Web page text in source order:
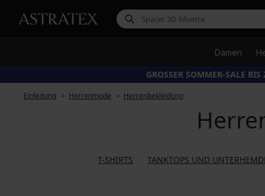
Damen
GROSSER SOMMER-SALE
Einleitung Herrenmode Herrenbekleidung
T-SHIRTS TANKTOPS UND